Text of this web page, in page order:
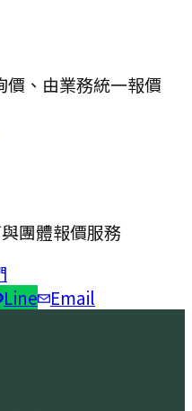
、由業務統一報價
團體報價服務
Line Email